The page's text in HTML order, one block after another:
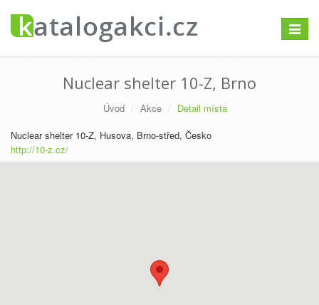
Nuclear shelter 10-Z, Brno
Úvod Akce
Detail místa
Nuclear shelter 10-Z, Husova, Brno-střed, Česko
http://10-z.cz/